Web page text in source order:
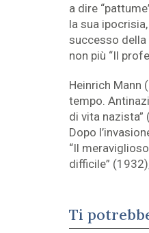
a dire
la sua
successo
non più “Il
Heinrich Mann
tempo.
di vita
Dopo
“Il
difficile”
Ti